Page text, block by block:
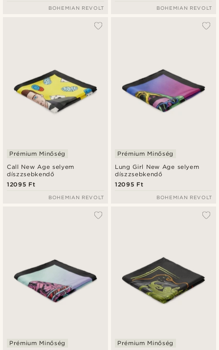
BOHEMIAN REVOLT BOHEMIAN REVOLT
Call New Age selyem
díszzsebkendő
Prémium Minőség
12095 Ft
BOHEMIAN REVOLT
Lung Girl New Age selyem
díszzsebkendő
Prémium Minőség
12095 Ft
BOHEMIAN REVOLT
Prémium Minőség Prémium Minőség